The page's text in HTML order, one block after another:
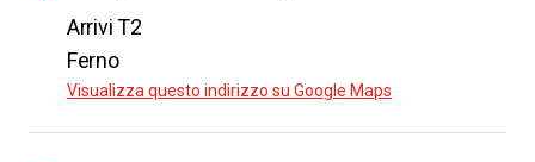
Arrivi T2
Ferno
Visualizza questo indirizzo su Google Maps